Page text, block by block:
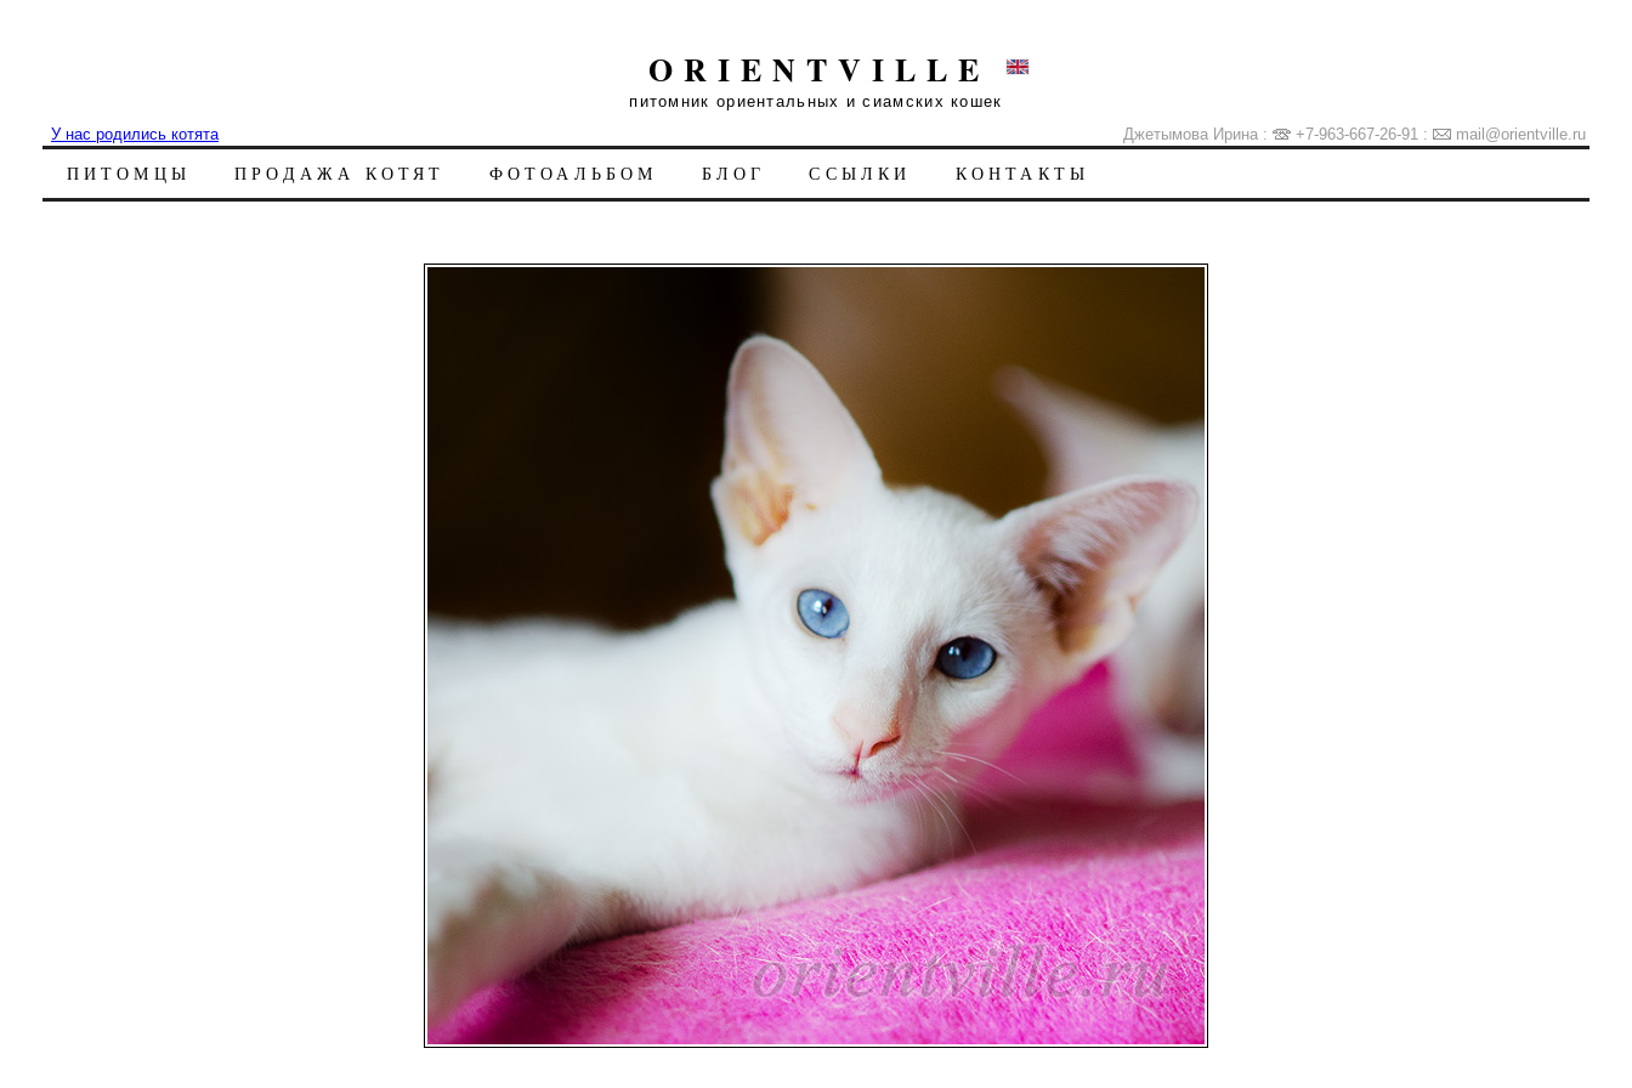
ORIENTVILLE
питомник ориентальных и сиамских кошек
У нас родились котята
Джетымова Ирина : +7-963-667-26-91 : mail@orientville.ru
ПИТОМЦЫ ПРОДАЖА КОТЯТ ФОТОАЛЬБОМ БЛОГ ССЫЛКИ КОНТАКТЫ